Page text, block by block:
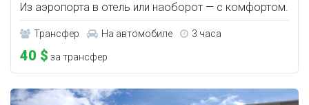
Из аэропорта в отель или наоборот — с комфортом.
Трансфер На автомобиле 3 часа
40 $ за трансфер